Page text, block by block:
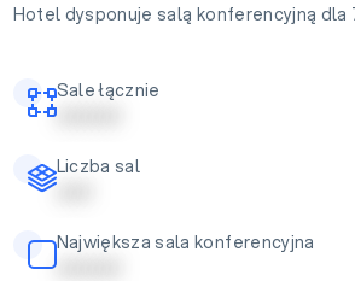
Hotel dysponuje salą konferencyjną dla
Sale łącznie
| | | | | | | | |
Liczba sal
| | | | |
Największa sala konferencyjna
| | | | | | | | |